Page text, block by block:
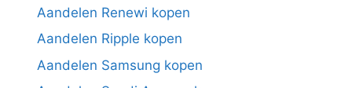
Aandelen Renewi kopen
Aandelen Ripple kopen
Aandelen Samsung kopen